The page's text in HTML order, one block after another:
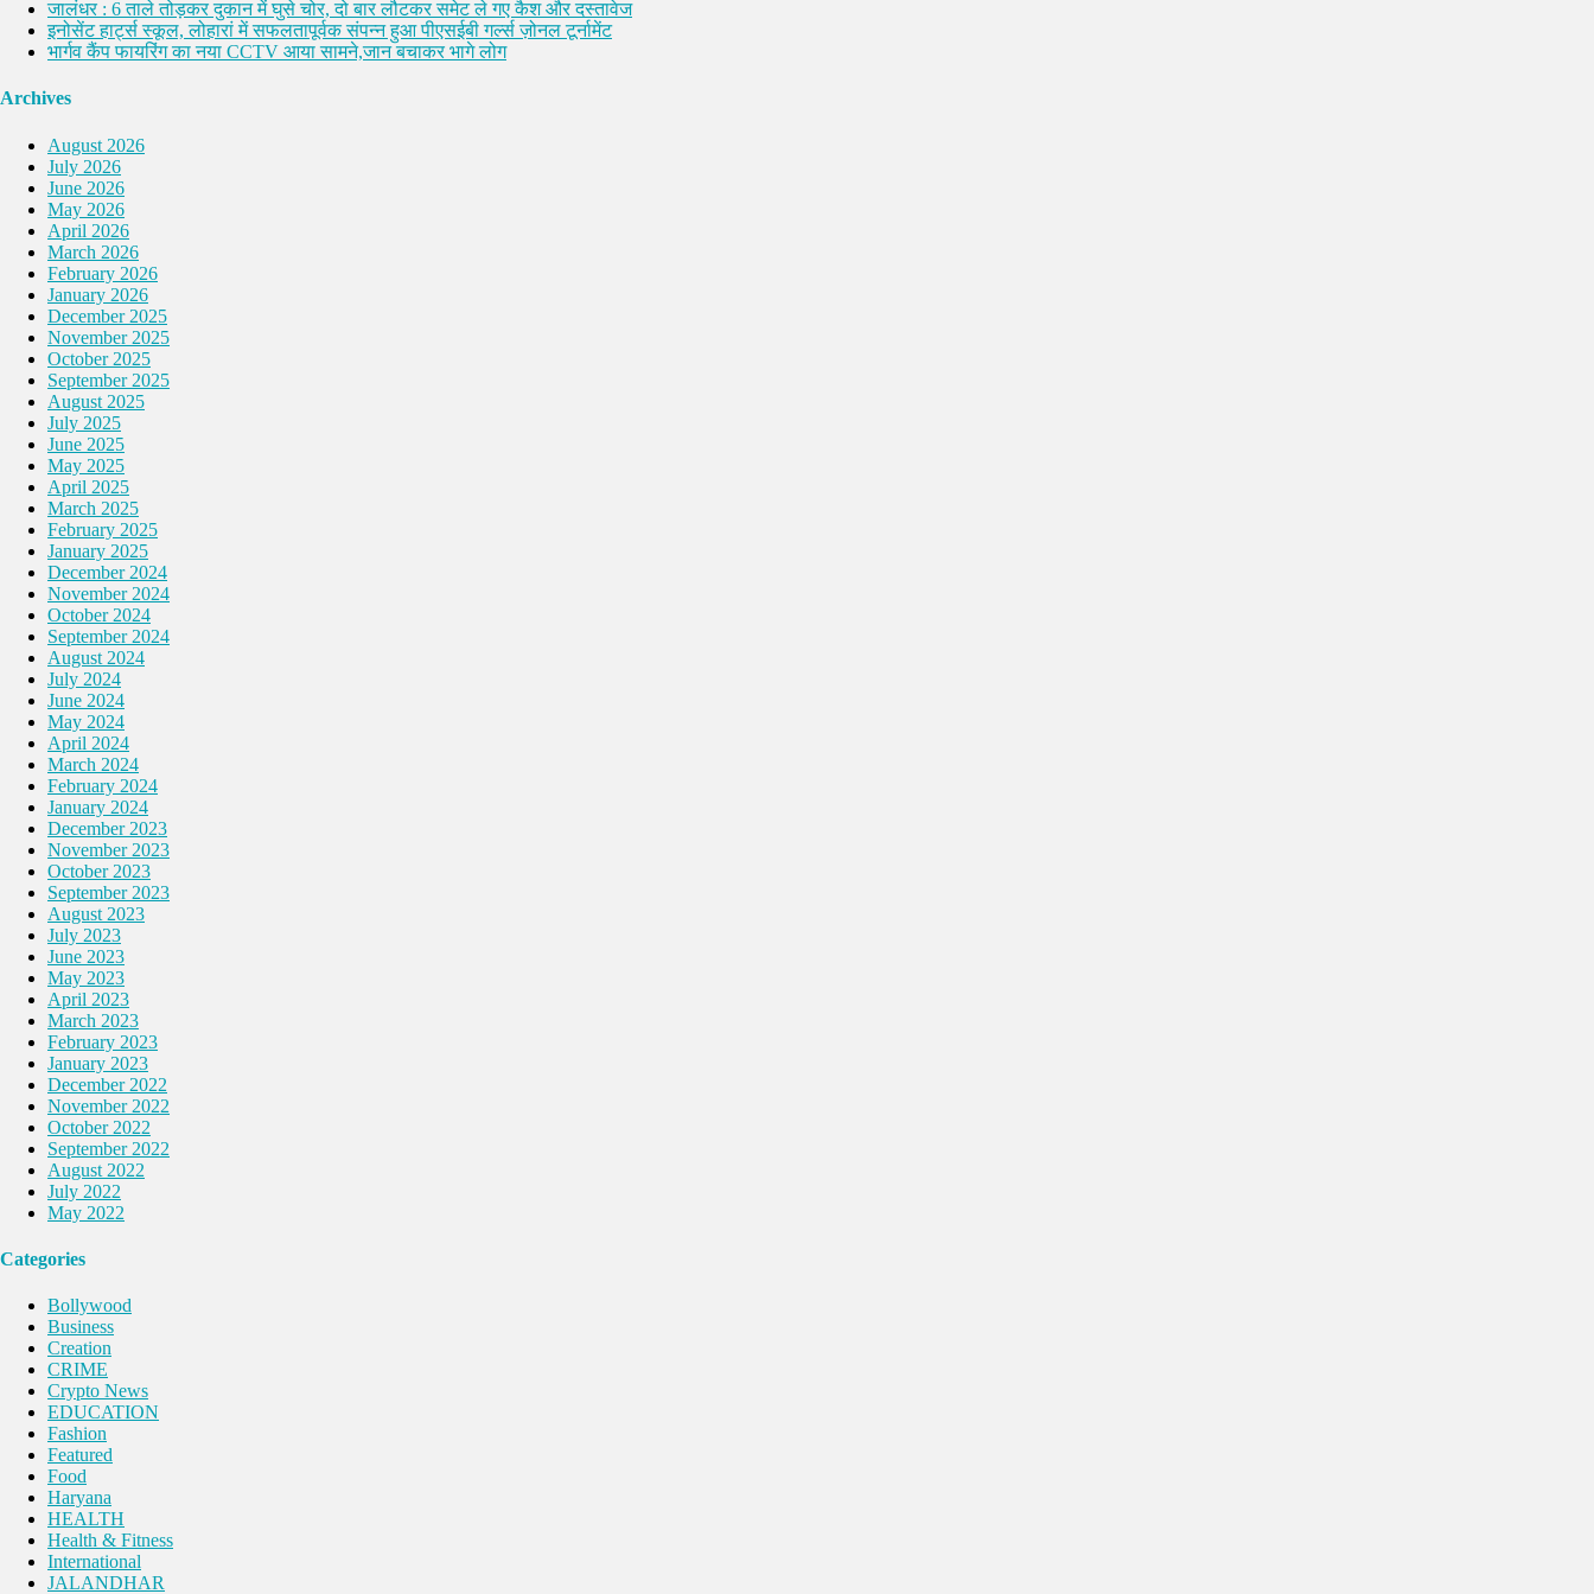
जालंधर : 6 ताले तोड़कर दुकान में घुसे चोर, दो बार लौटकर समेट ले गए कैश और दस्तावेज
इनोसेंट हार्ट्स स्कूल, लोहारां में सफलतापूर्वक संपन्न हुआ पीएसईबी गर्ल्स ज़ोनल टूर्नामेंट
भार्गव कैंप फायरिंग का नया CCTV आया सामने,जान बचाकर भागे लोग
Archives
August 2026
July 2026
June 2026
May 2026
April 2026
March 2026
February 2026
January 2026
December 2025
November 2025
October 2025
September 2025
August 2025
July 2025
June 2025
May 2025
April 2025
March 2025
February 2025
January 2025
December 2024
November 2024
October 2024
September 2024
August 2024
July 2024
June 2024
May 2024
April 2024
March 2024
February 2024
January 2024
December 2023
November 2023
October 2023
September 2023
August 2023
July 2023
June 2023
May 2023
April 2023
March 2023
February 2023
January 2023
December 2022
November 2022
October 2022
September 2022
August 2022
July 2022
May 2022
Categories
Bollywood
Business
Creation
CRIME
Crypto News
EDUCATION
Fashion
Featured
Food
Haryana
HEALTH
Health & Fitness
International
JALANDHAR